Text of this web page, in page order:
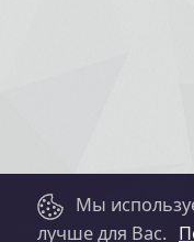
Мы
лучше для Вас.